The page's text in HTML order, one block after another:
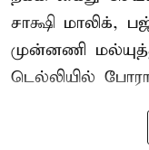
சாக்ஷி மாலிக்,
முன்னணி
டெல்லியில்